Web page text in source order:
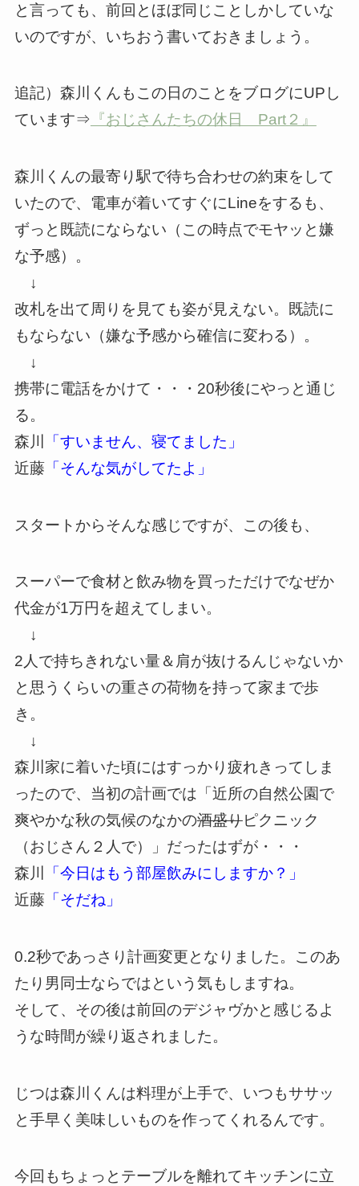
と言っても、前回とほぼ同じことしかしていな
いのですが、いちおう書いておきましょう。
追記）森川くんもこの日のことをブログにUPし
ています⇒ 『おじさんたちの休日 Part２』
森川くんの最寄り駅で待ち合わせの約束をして
いたので、電車が着いてすぐにLineをするも、
ずっと既読にならない（この時点でモヤッと嫌
な予感）。
↓
改札を出て周りを見ても姿が見えない。既読に
もならない（嫌な予感から確信に変わる）。
↓
携帯に電話をかけて・・・20秒後にやっと通じ
る。
森川
「すいません、寝てました」
近藤「そんな気がしてたよ」
スタートからそんな感じですが、この後も、
スーパーで食材と飲み物を買っただけでなぜか
代金が1万円を超えてしまい。
↓
2人で持ちきれない量＆肩が抜けるんじゃないか
と思うくらいの重さの荷物を持って家まで歩
き。
↓
森川家に着いた頃にはすっかり疲れきってしま
ったので、当初の計画では「近所の自然公園で
爽やかな秋の気候のなかの酒盛りピクニック
（おじさん２人で）」だったはずが・・・
森川
「今日はもう部屋飲みにしますか？」
近藤「そだね」
0.2秒であっさり計画変更となりました。このあ
たり男同士ならではという気もしますね。
そして、その後は前回のデジャヴかと感じるよ
うな時間が繰り返されました。
じつは森川くんは料理が上手で、いつもササッ
と手早く美味しいものを作ってくれるんです。
今回もちょっとテーブルを離れてキッチンに立